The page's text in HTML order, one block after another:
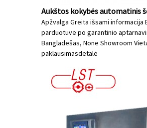
Aukštos kokybės automatinis
Apžvalga Greita išsami informacija
parduotuvė po garantinio
Bangladešas, None Showroom
paklausimasdetalė